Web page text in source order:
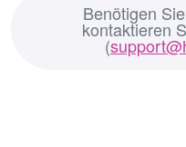
Benötigen
kontaktieren
(